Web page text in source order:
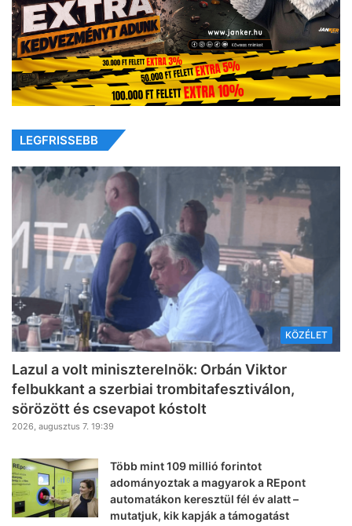
LEGFRISSEBB
KÖZÉLET
Lazul a volt miniszterelnök: Orbán Viktor
felbukkant a szerbiai trombitafesztiválon,
sörözött és csevapot kóstolt
2026, augusztus 7. 19:39
Több mint 109 millió forintot
adományoztak a magyarok a REpont
automatákon keresztül fél év alatt –
mutatjuk, kik kapják a támogatást